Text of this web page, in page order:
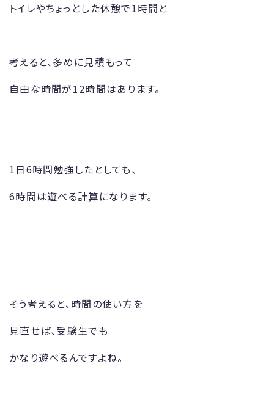
トイレやちょっとした休憩で1時間と
考えると、多めに見積もって
自由な時間が12時間はあります。
1日6時間勉強したとしても、
6時間は遊べる計算になります。
そう考えると、時間の使い方を
見直せば、受験生でも
かなり遊べるんですよね。